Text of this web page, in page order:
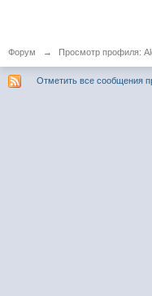
Форум → Просмотр профиля:
Отметить все сообщения